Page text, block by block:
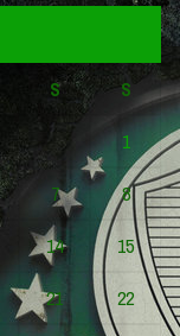
S
S
1
7
8
14
15
21
22